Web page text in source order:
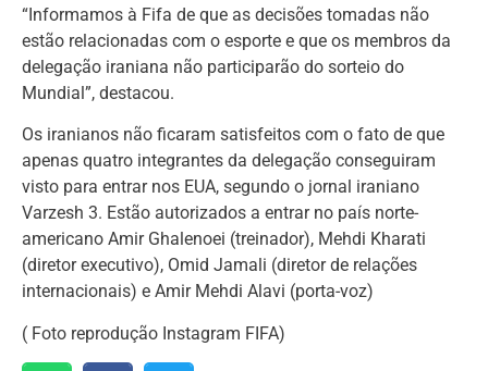
“Informamos à Fifa de que as decisões tomadas não
estão relacionadas com o esporte e que os membros da
delegação iraniana não participarão do sorteio do
Mundial”, destacou.
Os iranianos não ficaram satisfeitos com o fato de que
apenas quatro integrantes da delegação conseguiram
visto para entrar nos EUA, segundo o jornal iraniano
Varzesh 3. Estão autorizados a entrar no país norte-
americano Amir Ghalenoei (treinador), Mehdi Kharati
(diretor executivo), Omid Jamali (diretor de relações
internacionais) e Amir Mehdi Alavi (porta-voz)
( Foto reprodução Instagram FIFA)